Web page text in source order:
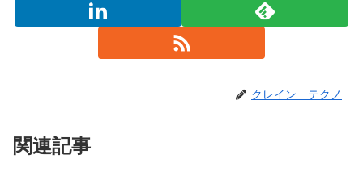
クレイン テクノ
関連記事